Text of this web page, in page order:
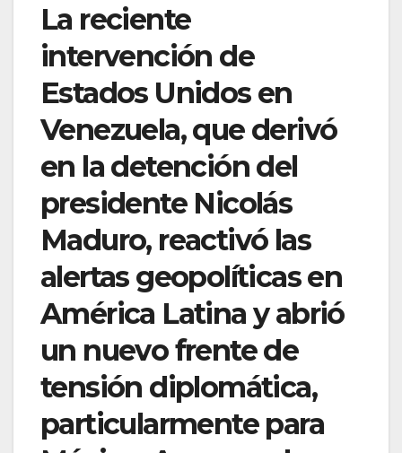
La reciente
intervención de
Estados Unidos en
Venezuela, que derivó
en la detención del
presidente Nicolás
Maduro, reactivó las
alertas geopolíticas en
América Latina y abrió
un nuevo frente de
tensión diplomática,
particularmente para